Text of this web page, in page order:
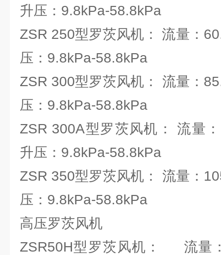
升压：9.8kPa-58.8kPa
ZSR 250型罗茨风机： 流量
压：9.8kPa-58.8kPa
ZSR 300型罗茨风机： 流量：
压：9.8kPa-58.8kPa
ZSR 300A型罗茨风机： 流量
升压：9.8kPa-58.8kPa
ZSR 350型罗茨风机： 流量：
压：9.8kPa-58.8kPa
高压罗茨风机
ZSR50H型罗茨风机： 流量